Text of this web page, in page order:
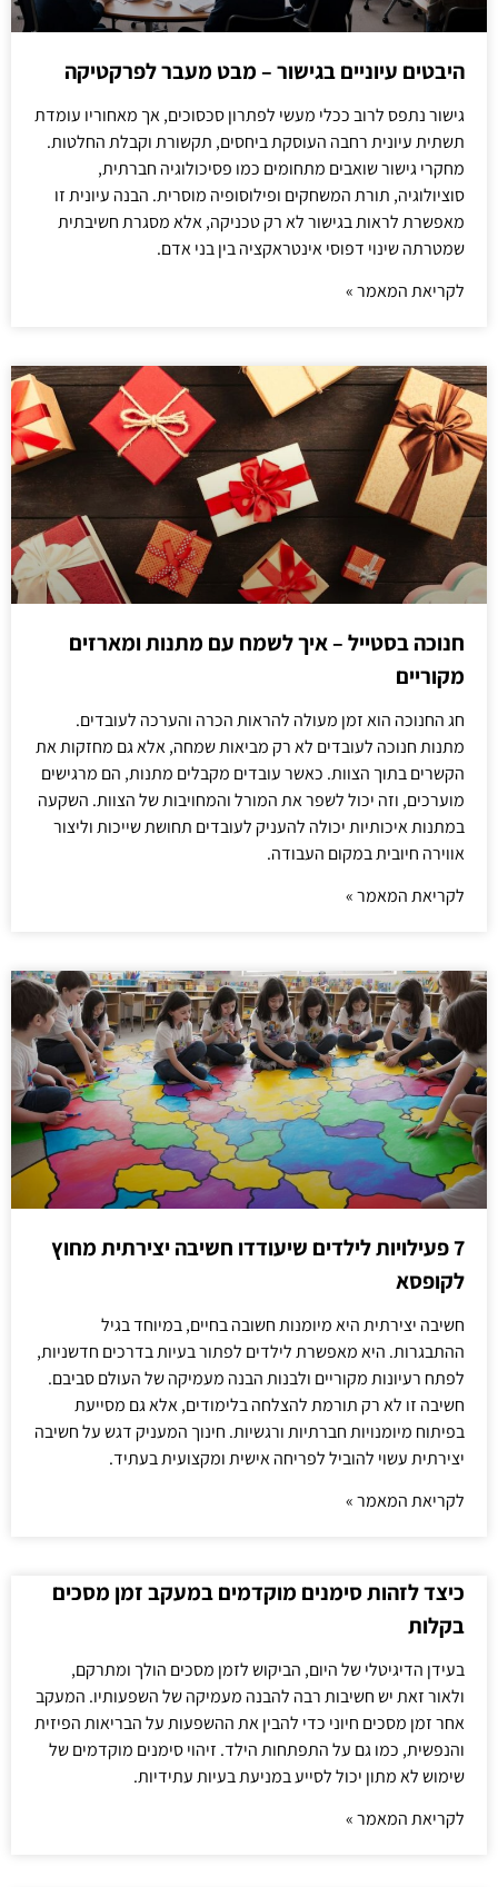
היבטים עיוניים בגישור – מבט מעבר לפרקטיקה
גישור נתפס לרוב ככלי מעשי לפתרון סכסוכים, אך מאחוריו עומדת
תשתית עיונית רחבה העוסקת ביחסים, תקשורת וקבלת החלטות.
מחקרי גישור שואבים מתחומים כמו פסיכולוגיה חברתית,
סוציולוגיה, תורת המשחקים ופילוסופיה מוסרית. הבנה עיונית זו
מאפשרת לראות בגישור לא רק טכניקה, אלא מסגרת חשיבתית
שמטרתה שינוי דפוסי אינטראקציה בין בני אדם.
לקריאת המאמר »
חנוכה בסטייל – איך לשמח עם מתנות ומארזים
מקוריים
חג החנוכה הוא זמן מעולה להראות הכרה והערכה לעובדים.
מתנות חנוכה לעובדים לא רק מביאות שמחה, אלא גם מחזקות את
הקשרים בתוך הצוות. כאשר עובדים מקבלים מתנות, הם מרגישים
מוערכים, וזה יכול לשפר את המורל והמחויבות של הצוות. השקעה
במתנות איכותיות יכולה להעניק לעובדים תחושת שייכות וליצור
אווירה חיובית במקום העבודה.
לקריאת המאמר »
7 פעילויות לילדים שיעודדו חשיבה יצירתית מחוץ
לקופסא
חשיבה יצירתית היא מיומנות חשובה בחיים, במיוחד בגיל
ההתבגרות. היא מאפשרת לילדים לפתור בעיות בדרכים חדשניות,
לפתח רעיונות מקוריים ולבנות הבנה מעמיקה של העולם סביבם.
חשיבה זו לא רק תורמת להצלחה בלימודים, אלא גם מסייעת
בפיתוח מיומנויות חברתיות ורגשיות. חינוך המעניק דגש על חשיבה
יצירתית עשוי להוביל לפריחה אישית ומקצועית בעתיד.
לקריאת המאמר »
כיצד לזהות סימנים מוקדמים במעקב זמן מסכים
בקלות
בעידן הדיגיטלי של היום, הביקוש לזמן מסכים הולך ומתרקם,
ולאור זאת יש חשיבות רבה להבנה מעמיקה של השפעותיו. המעקב
אחר זמן מסכים חיוני כדי להבין את ההשפעות על הבריאות הפיזית
והנפשית, כמו גם על התפתחות הילד. זיהוי סימנים מוקדמים של
שימוש לא מתון יכול לסייע במניעת בעיות עתידיות.
לקריאת המאמר »